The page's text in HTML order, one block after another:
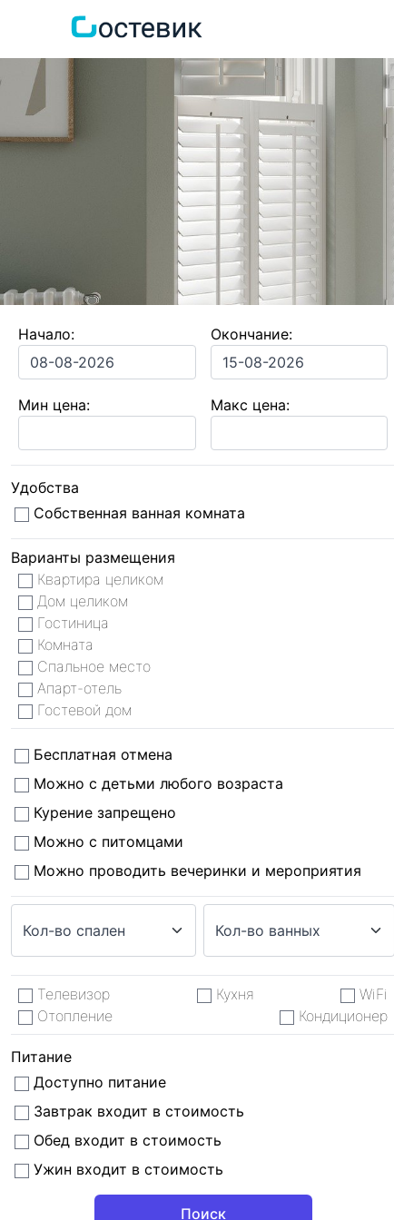
Начало: Окончание:
Мин цена: Макс цена:
Удобства
Собственная ванная комната
Варианты размещения
Квартира целиком
Дом целиком
Гостиница
Комната
Спальное место
Апарт-отель
Гостевой дом
Бесплатная отмена
Можно с детьми любого возраста
Курение запрещено
Можно с питомцами
Можно проводить вечеринки и мероприятия
Телевизор Кухня
WiFi
Отопление
Кондиционер
Питание
Доступно питание
Завтрак входит в стоимость
Обед входит в стоимость
Ужин входит в стоимость